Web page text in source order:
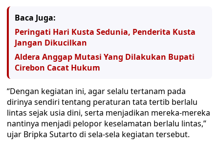
Baca Juga:
Peringati Hari Kusta Sedunia, Penderita Kusta
Jangan Dikucilkan
Aldera Anggap Mutasi Yang Dilakukan Bupati
Cirebon Cacat Hukum
“Dengan kegiatan ini, agar selalu tertanam pada
dirinya sendiri tentang peraturan tata tertib berlalu
lintas sejak usia dini, serta menjadikan mereka-mereka
nantinya menjadi pelopor keselamatan berlalu lintas,”
ujar Bripka Sutarto di sela-sela kegiatan tersebut.